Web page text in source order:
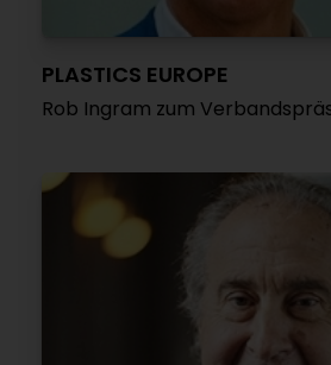
PLASTICS EUROPE
Rob Ingram zum